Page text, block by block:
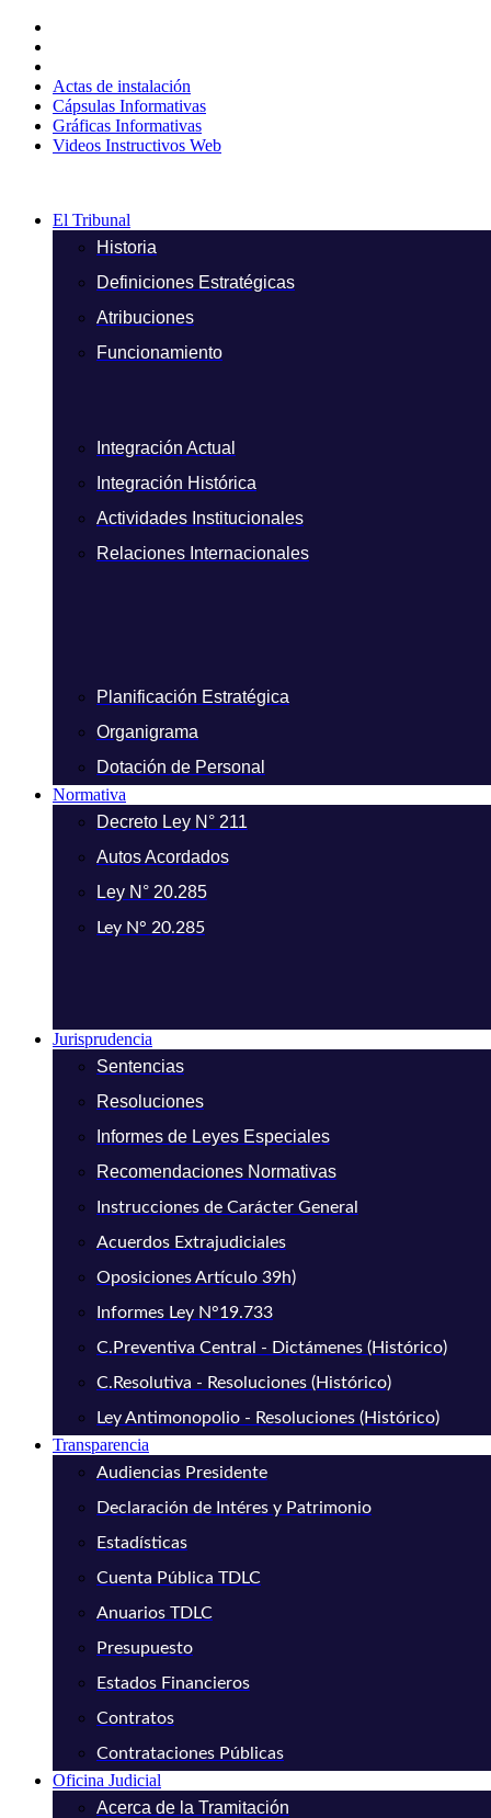
contenido
Actas de instalación
Cápsulas Informativas
Gráficas Informativas
Videos Instructivos Web
El Tribunal
Historia
Definiciones Estratégicas
Atribuciones
Funcionamiento
Integración Actual
Integración Histórica
Actividades Institucionales
Relaciones Internacionales
Planificación Estratégica
Organigrama
Dotación de Personal
Normativa
Decreto Ley N° 211
Autos Acordados
Ley N° 20.285
Ley N° 20.285
Jurisprudencia
Sentencias
Resoluciones
Informes de Leyes Especiales
Recomendaciones Normativas
Instrucciones de Carácter General
Acuerdos Extrajudiciales
Oposiciones Artículo 39h)
Informes Ley N°19.733
C.Preventiva Central - Dictámenes (Histórico)
C.Resolutiva - Resoluciones (Histórico)
Ley Antimonopolio - Resoluciones (Histórico)
Transparencia
Audiencias Presidente
Declaración de Intéres y Patrimonio
Estadísticas
Cuenta Pública TDLC
Anuarios TDLC
Presupuesto
Estados Financieros
Contratos
Contrataciones Públicas
Oficina Judicial
Acerca de la Tramitación